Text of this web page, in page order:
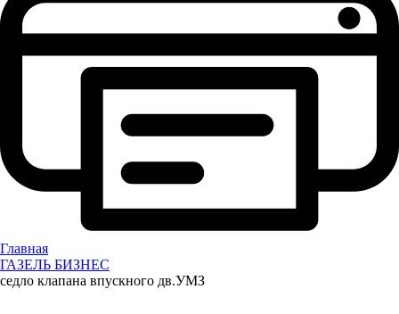
Главная
ГАЗЕЛЬ БИЗНЕС
седло клапана впускного дв.УМЗ